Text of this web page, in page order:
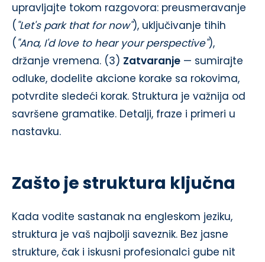
upravljajte tokom razgovora: preusmeravanje
( "Let's park that for now"), uključivanje tihih
( "Ana, I'd love to hear your perspective"),
držanje vremena. (3) Zatvaranje — sumirajte
odluke, dodelite akcione korake sa rokovima,
potvrdite sledeći korak. Struktura je važnija od
savršene gramatike. Detalji, fraze i primeri u
nastavku.
Zašto je struktura ključna
Kada vodite sastanak na engleskom jeziku,
struktura je vaš najbolji saveznik. Bez jasne
strukture, čak i iskusni profesionalci gube nit